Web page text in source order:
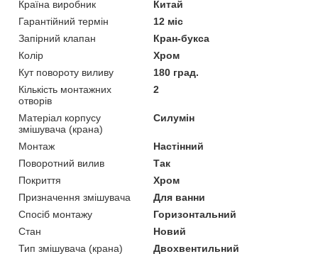
Країна виробник
Китай
Гарантійний термін
12 міс
Запірний клапан
Кран-букса
Колір
Хром
Кут повороту виливу
180 град.
Кількість монтажних
отворів
2
Матеріал корпусу
змішувача (крана)
Силумін
Монтаж
Настінний
Поворотний вилив
Так
Покриття
Хром
Призначення змішувача
Для ванни
Спосіб монтажу
Горизонтальний
Стан
Новий
Тип змішувача (крана)
Двохвентильний